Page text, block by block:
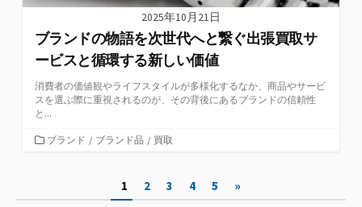
2025年10月21日
ブランドの物語を次世代へと繋ぐ出張買取サ
ービスと循環する新しい価値
消費者の価値観やライフスタイルが多様化するなか、商品やサービ
スを選ぶ際に重視されるのが、その背後にあるブランドの信頼性
と...
カ
ー
ブランド / ブランド品 / 買取
1 2 3 4 5 »